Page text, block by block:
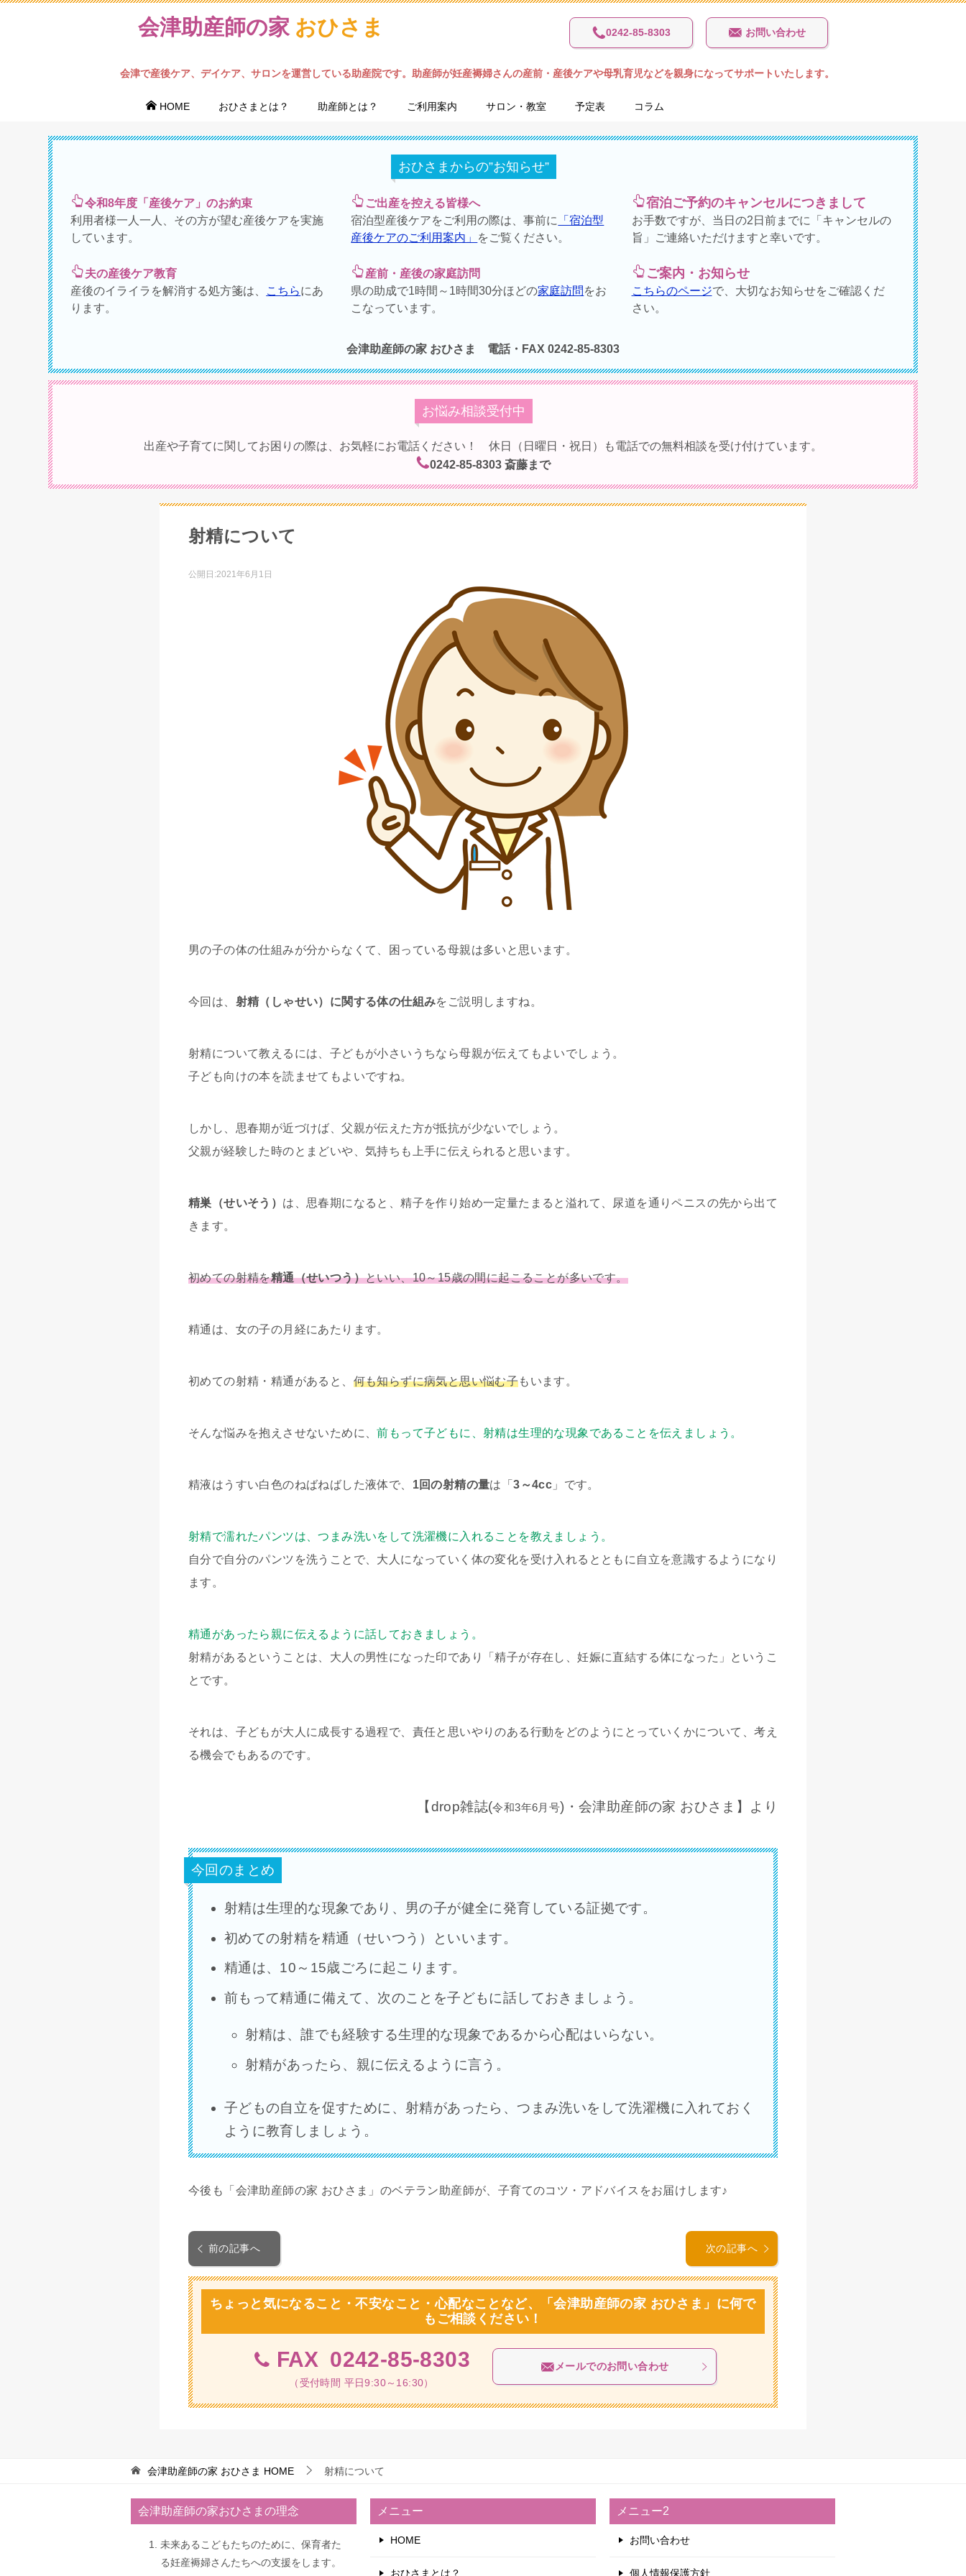
会津助産師の家おひさま 0242-85-8303 お問い合わせ
会津で産後ケア、デイケア、サロンを運営している助産院です。助産師が妊産褥婦さんの産前・産後ケアや母乳育児などを親身になってサポートいたします。
HOME おひさまとは？ 助産師とは？ ご利用案内 サロン・教室 予定表 コラム
おひさまからの”お知らせ”
令和8年度「産後ケア」のお約束
利用者様一人一人、その方が望む産後ケアを実施
しています。
夫の産後ケア教育
産後のイライラを解消する処方箋は、
こちらにあ
ります。
ご出産を控える皆様へ
宿泊型産後ケアをご利用の際は、事前に
「宿泊型
産後ケアのご利用案内」 をご覧ください。
産前・産後の家庭訪問
県の助成で1時間～1時間30分ほどの家庭訪問 をお
こなっています。
宿泊ご予約のキャンセルにつきまして
お手数ですが、当日の2日前までに「キャンセルの
旨」ご連絡いただけますと幸いです。
ご案内・お知らせ
こちらのページで、大切なお知らせをご確認くだ
さい。
会津助産師の家 おひさま 電話・FAX 0242-85-8303
お悩み相談受付中
出産や子育てに関してお困りの際は、お気軽にお電話ください！ 休日（日曜日・祝日）も電話での無料相談を受け付けています。
0242-85-8303 斎藤まで
射精について
公開日:2021年6月1日
男の子の体の仕組みが分からなくて、困っている母親は多いと思います。
今回は、 射精（しゃせい）に関する体の仕組みをご説明しますね。
射精について教えるには、子どもが小さいうちなら母親が伝えてもよいでしょう。
子ども向けの本を読ませてもよいですね。
しかし、思春期が近づけば、父親が伝えた方が抵抗が少ないでしょう。
父親が経験した時のとまどいや、気持ちも上手に伝えられると思います。
精巣（せいそう） は、思春期になると、精子を作り始め一定量たまると溢れて、尿道を通りペニスの先から出て
きます。
初めての射精を精通（せいつう）といい、10～15歳の間に起こることが多いです。
精通は、女の子の月経にあたります。
初めての射精・精通があると、 何も知らずに病気と思い悩む子もいます。
そんな悩みを抱えさせないために、前もって子どもに、射精は生理的な現象であることを伝えましょう。
精液はうすい白色のねばねばした液体で、 1回の射精の量は「3～4cc 」です。
射精で濡れたパンツは、つまみ洗いをして洗濯機に入れることを教えましょう。
自分で自分のパンツを洗うことで、大人になっていく体の変化を受け入れるとともに自立を意識するようになり
ます。
精通があったら親に伝えるように話しておきましょう。
射精があるということは、大人の男性になった印であり「精子が存在し、妊娠に直結する体になった」というこ
とです。
それは、子どもが大人に成長する過程で、責任と思いやりのある行動をどのようにとっていくかについて、考え
る機会でもあるのです。
【drop雑誌(令和3年6月号)・会津助産師の家 おひさま】より
今回のまとめ
射精は生理的な現象であり、男の子が健全に発育している証拠です。
初めての射精を精通（せいつう）といいます。
精通は、10～15歳ごろに起こります。
前もって精通に備えて、次のことを子どもに話しておきましょう。
射精は、誰でも経験する生理的な現象であるから心配はいらない。
射精があったら、親に伝えるように言う。
子どもの自立を促すために、射精があったら、つまみ洗いをして洗濯機に入れておく
ように教育しましょう。
今後も「会津助産師の家 おひさま」のベテラン助産師が、子育てのコツ・アドバイスをお届けします♪
前の記事へ 次の記事へ
ちょっと気になること・不安なこと・心配なことなど、「会津助産師の家 おひさま」に何で
もご相談ください！
FAX 0242-85-8303
（受付時間 平日9:30～16:30）
メールでのお問い合わせ
会津助産師の家 おひさま HOME 射精について
会津助産師の家おひさまの理念
未来あるこどもたちのために、保育者た
る妊産褥婦さんたちへの支援をします。
メニュー
HOME
おひさまとは？
メニュー2
お問い合わせ
個人情報保護方針